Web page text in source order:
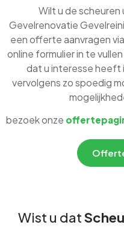
Wilt u de scheuren
Gevelrenovatie
een offerte aanvragen
online formulier in te
dat u interesse heeft
vervolgens zo spoedig
bezoek onze
Wist u dat